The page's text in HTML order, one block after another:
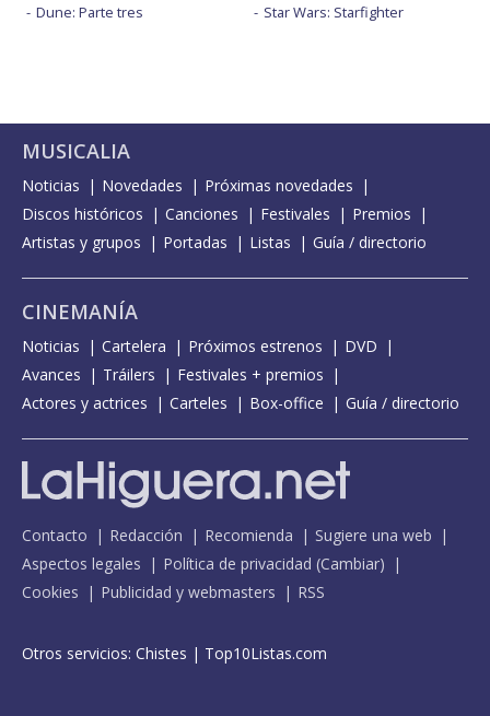
Dune: Parte tres
Star Wars: Starfighter
MUSICALIA
Noticias Novedades
Próximas novedades
Discos históricos
Canciones Festivales
Premios
Artistas y grupos
Portadas Listas Guía / directorio
CINEMANÍA
Noticias Cartelera Próximos estrenos
DVD
Avances
Tráilers
Festivales + premios
Actores y actrices
Carteles Box-office Guía / directorio
Contacto Redacción Recomienda
Sugiere una web
Aspectos legales
Política de privacidad (Cambiar)
Cookies
Publicidad y webmasters RSS
Otros servicios: Chistes | Top10Listas.com